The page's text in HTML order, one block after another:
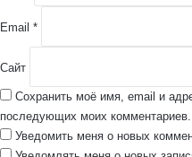
Email *
Сайт
Сохранить моё имя, email и
последующих моих комментариев.
Уведомить меня о новых